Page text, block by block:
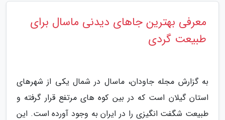
معرفی بهترین جاهای دیدنی ماسال برای
طبیعت گردی
به گزارش مجله جاودان، ماسال در شمال یکی از شهرهای
استان گیلان است که در بین کوه های مرتفع قرار گرفته و
طبیعت شگفت انگیزی را در ایران به وجود آورده است. این